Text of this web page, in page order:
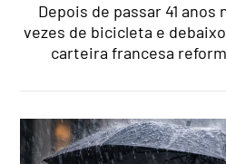
Depois de passar 41
vezes de bicicleta e
carteira francesa